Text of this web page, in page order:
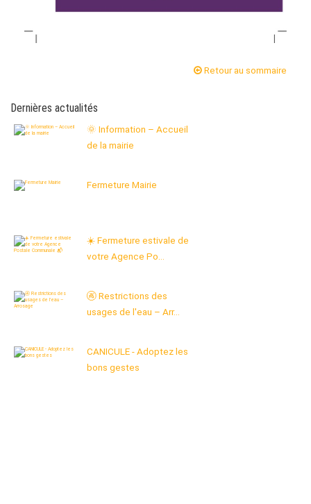
Retour au sommaire
Dernières actualités
🌞 Information – Accueil
de la mairie
Fermeture Mairie
☀️ Fermeture estivale de
votre Agence Po...
🚱 Restrictions des
usages de l'eau – Arr...
CANICULE - Adoptez les
bons gestes